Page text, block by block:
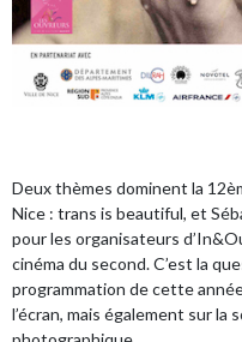
Deux thèmes dominent la
Nice : trans is beautiful, et
pour les organisateurs
cinéma du second. C’est la
programmation de cette
l’écran, mais également sur la